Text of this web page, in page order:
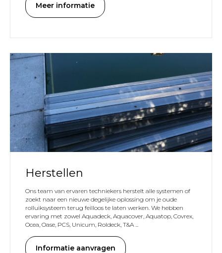
Meer informatie
Herstellen
Ons team van ervaren techniekers herstelt alle systemen of
zoekt naar een nieuwe degelijke oplossing om je oude
rolluiksysteem terug feilloos te laten werken. We hebben
ervaring met zowel Aquadeck, Aquacover, Aquatop, Covrex,
Ocea, Oase, PCS, Unicum, Roldeck, T&A ...
Informatie aanvragen